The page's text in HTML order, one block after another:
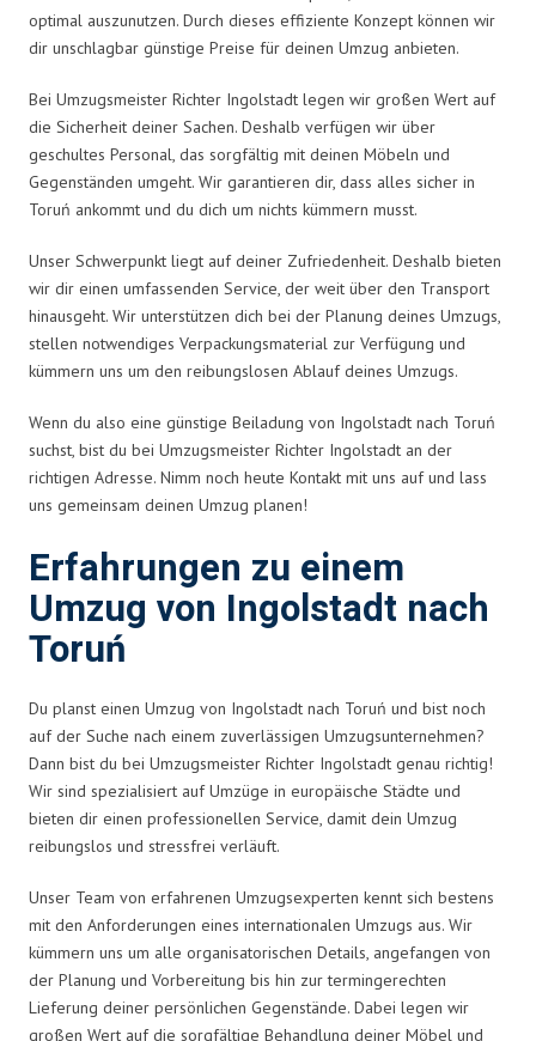
optimal auszunutzen. Durch dieses effiziente Konzept können wir
dir unschlagbar günstige Preise für deinen Umzug anbieten.
Bei Umzugsmeister Richter Ingolstadt legen wir großen Wert auf
die Sicherheit deiner Sachen. Deshalb verfügen wir über
geschultes Personal, das sorgfältig mit deinen Möbeln und
Gegenständen umgeht. Wir garantieren dir, dass alles sicher in
Toruń ankommt und du dich um nichts kümmern musst.
Unser Schwerpunkt liegt auf deiner Zufriedenheit. Deshalb bieten
wir dir einen umfassenden Service, der weit über den Transport
hinausgeht. Wir unterstützen dich bei der Planung deines Umzugs,
stellen notwendiges Verpackungsmaterial zur Verfügung und
kümmern uns um den reibungslosen Ablauf deines Umzugs.
Wenn du also eine günstige Beiladung von Ingolstadt nach Toruń
suchst, bist du bei Umzugsmeister Richter Ingolstadt an der
richtigen Adresse. Nimm noch heute Kontakt mit uns auf und lass
uns gemeinsam deinen Umzug planen!
Erfahrungen zu einem
Umzug von Ingolstadt nach
Toruń
Du planst einen Umzug von Ingolstadt nach Toruń und bist noch
auf der Suche nach einem zuverlässigen Umzugsunternehmen?
Dann bist du bei Umzugsmeister Richter Ingolstadt genau richtig!
Wir sind spezialisiert auf Umzüge in europäische Städte und
bieten dir einen professionellen Service, damit dein Umzug
reibungslos und stressfrei verläuft.
Unser Team von erfahrenen Umzugsexperten kennt sich bestens
mit den Anforderungen eines internationalen Umzugs aus. Wir
kümmern uns um alle organisatorischen Details, angefangen von
der Planung und Vorbereitung bis hin zur termingerechten
Lieferung deiner persönlichen Gegenstände. Dabei legen wir
großen Wert auf die sorgfältige Behandlung deiner Möbel und